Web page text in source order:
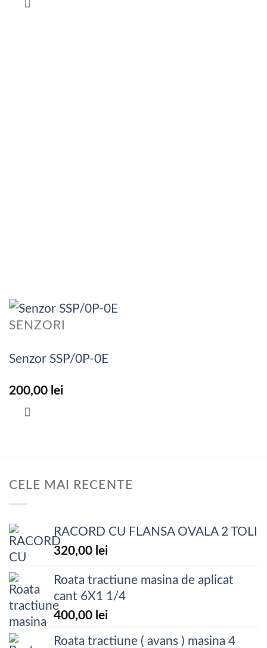
SENZORI
Senzor SSP/0P-0E
200,00 lei
CELE MAI RECENTE
RACORD CU FLANSA OVALA 2 TOLI
320,00 lei
Roata tractiune masina de aplicat
cant 6X1 1/4
400,00 lei
Roata tractiune ( avans ) masina 4